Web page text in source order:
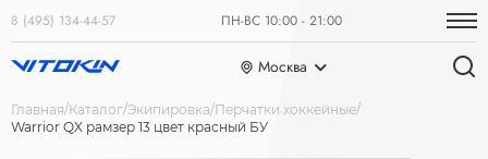
8 (495) 134-44-57 ПН-ВС 10:00 - 21:00
Москва
Главная Каталог Экипировка Перчатки хоккейные
Warrior QX рамзер 13 цвет красный БУ